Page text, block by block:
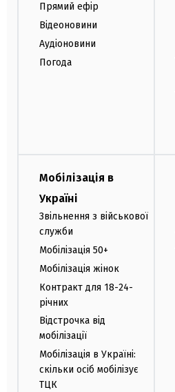
Прямий ефір
Відеоновини
Аудіоновини
Погода
Мобілізація в
Україні
Звільнення з військової
служби
Мобілізація 50+
Мобілізація жінок
Контракт для 18-24-
річних
Відстрочка від
мобілізації
Мобілізація в Україні:
скільки осіб мобілізує
ТЦК